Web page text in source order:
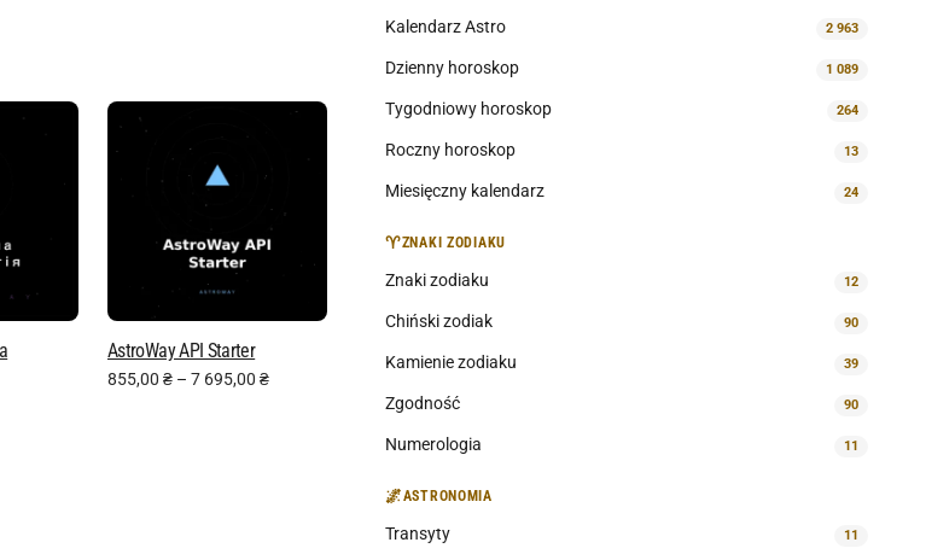
AstroWay API Starter
855,00 ₴ – 7 695,00 ₴
Kalendarz Astro 2 963
Dzienny horoskop 1 089
Tygodniowy horoskop 264
Roczny horoskop 13
Miesięczny kalendarz 24
♈ZNAKI ZODIAKU
Znaki zodiaku 12
Chiński zodiak 90
Kamienie zodiaku 39
Zgodność 90
Numerologia 11
🌌ASTRONOMIA
Transyty 11